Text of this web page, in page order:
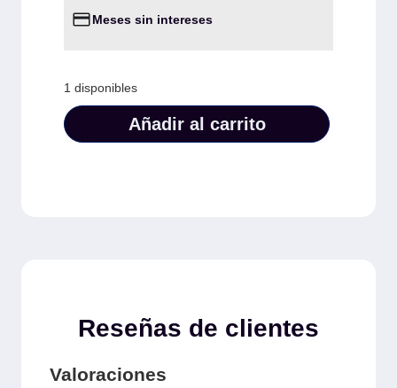
Meses sin intereses
1 disponibles
Añadir al carrito
Reseñas de clientes
Valoraciones